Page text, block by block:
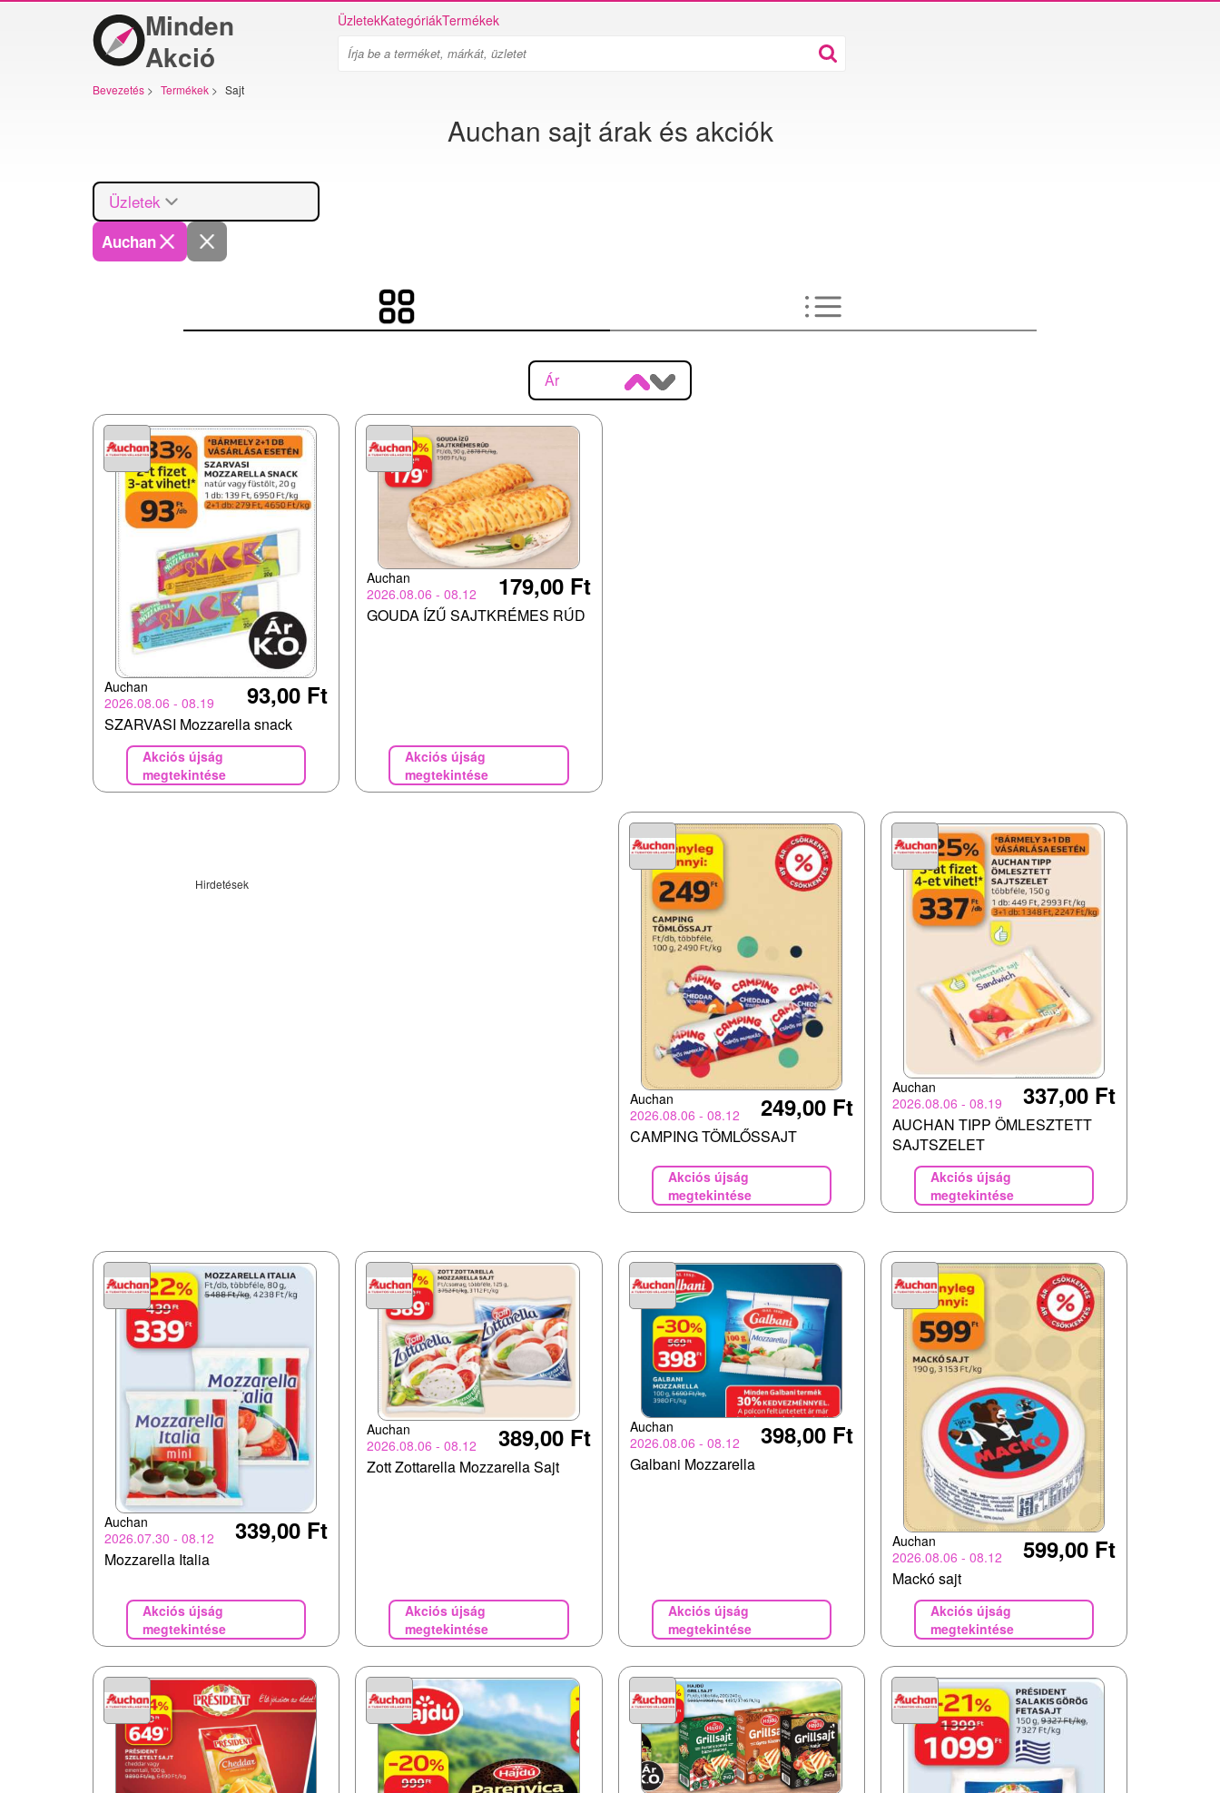
Minden
Akció
ÜzletekKategóriákTermékek
Bevezetés > Termékek > Sajt
Auchan sajt árak és akciók
Üzletek
Auchan
Ár
Auchan
2026.08.06 - 08.19
93,00 Ft
SZARVASI Mozzarella snack
Akciós újság
megtekintése
Auchan
2026.08.06 - 08.12
179,00 Ft
GOUDA ÍZŰ SAJTKRÉMES RÚD
Akciós újság
megtekintése
Hirdetések
Auchan
2026.08.06 - 08.12
249,00 Ft
CAMPING TÖMLŐSSAJT
Akciós újság
megtekintése
Auchan
2026.08.06 - 08.19
337,00 Ft
AUCHAN TIPP ÖMLESZTETT
SAJTSZELET
Akciós újság
megtekintése
Auchan
2026.07.30 - 08.12
339,00 Ft
Mozzarella Italia
Akciós újság
megtekintése
Auchan
2026.08.06 - 08.12
389,00 Ft
Zott Zottarella Mozzarella Sajt
Akciós újság
megtekintése
Auchan
2026.08.06 - 08.12
398,00 Ft
Galbani Mozzarella
Akciós újság
megtekintése
Auchan
2026.08.06 - 08.12
599,00 Ft
Mackó sajt
Akciós újság
megtekintése